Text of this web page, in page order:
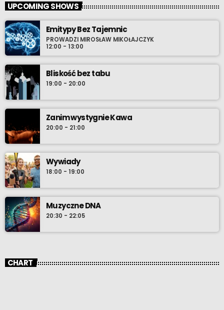
UPCOMING SHOWS
Emitypy Bez Tajemnic
PROWADZI MIROSŁAW MIKOŁAJCZYK
12:00 - 13:00
Bliskość bez tabu
19:00 - 20:00
Zanim wystygnie Kawa
20:00 - 21:00
Wywiady
18:00 - 19:00
Muzyczne DNA
20:30 - 22:05
CHART